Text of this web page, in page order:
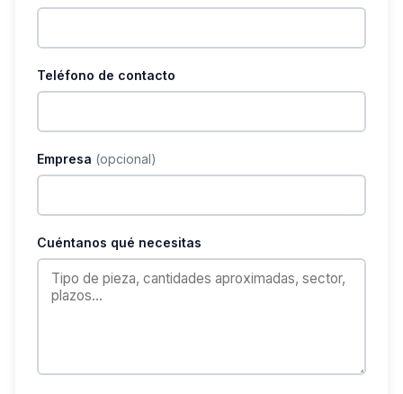
Teléfono de contacto
Empresa (opcional)
Cuéntanos qué necesitas